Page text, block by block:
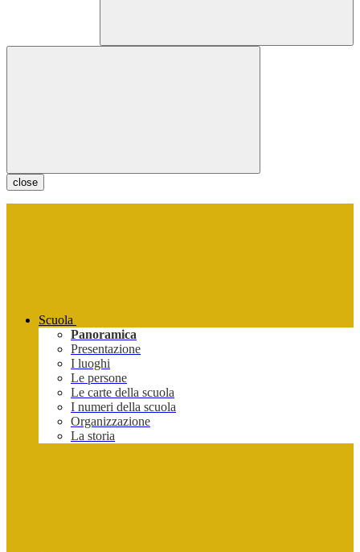
close
Scuola
Panoramica
Presentazione
I luoghi
Le persone
Le carte della scuola
I numeri della scuola
Organizzazione
La storia